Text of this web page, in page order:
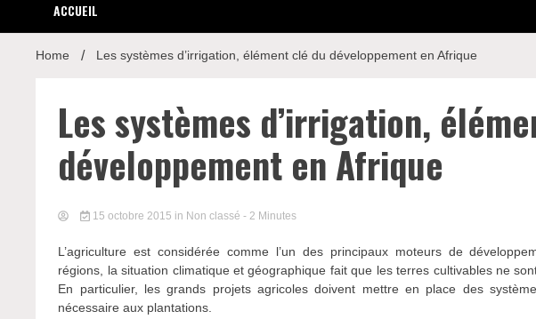
ACCUEIL
Home Les systèmes d’irrigation, élément clé du développement en Afrique
Les systèmes d’irrigation,
développement en Afrique
15 octobre 2015 in Non classé - 2 Minutes
L’agriculture est considérée comme l’un des principaux moteurs de
régions, la situation climatique et géographique fait que les terres cultivables ne
En particulier, les grands projets agricoles doivent mettre en place des
nécessaire aux plantations.